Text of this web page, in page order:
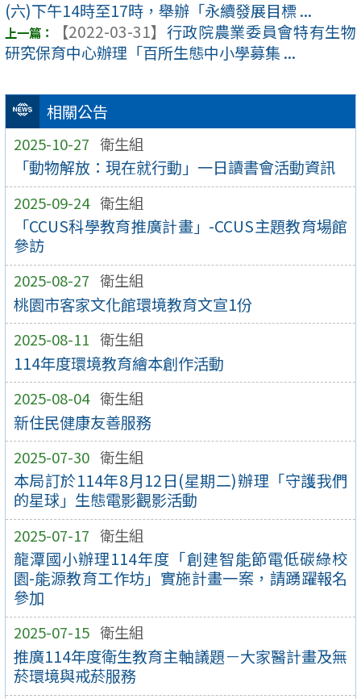
相關公告
2025-10-27 衛生組
「動物解放：現在就行動」一日讀書會活動資訊
2025-09-24 衛生組
「CCUS科學教育推廣計畫」-CCUS主題教育場館
參訪
2025-08-27 衛生組
桃園市客家文化館環境教育文宣1份
2025-08-11 衛生組
114年度環境教育繪本創作活動
2025-08-04 衛生組
新住民健康友善服務
2025-07-30 衛生組
本局訂於114年8月12日(星期二)辦理「守護我們
的星球」生態電影觀影活動
2025-07-17 衛生組
龍潭國小辦理114年度「創建智能節電低碳綠校
園-能源教育工作坊」實施計畫一案，請踴躍報名
參加
2025-07-15 衛生組
推廣114年度衛生教育主軸議題－大家醫計畫及無
菸環境與戒菸服務
(六)下午14時至17時，舉辦「永續發展目標 ...
【2022-03-31】 行政院農業委員會特有生物
研究保育中心辦理「百所生態中小學募集 ...